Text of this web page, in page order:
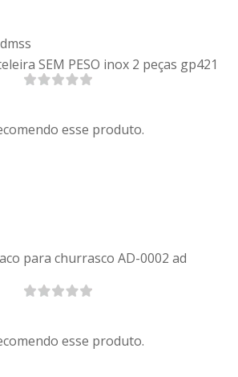
SEM PESO inox 2 peças gp421
esse produto.
para churrasco AD-0002 ad
esse produto.